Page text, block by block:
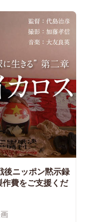
後ニッポン黙示録
作費をご支援くだ